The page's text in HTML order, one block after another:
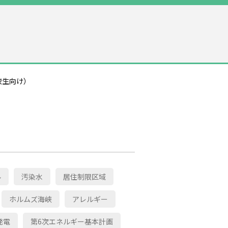
向け）
汚染水 居住制限区域
ホルムズ海峡 アレルギー
電 第6次エネルギー基本計画